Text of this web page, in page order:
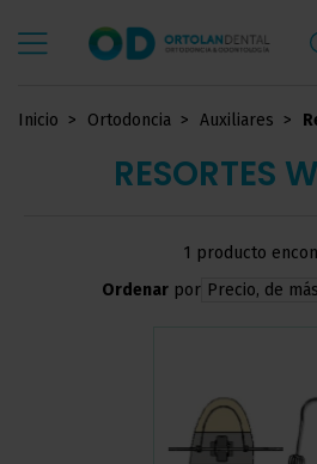
Inicio Ortodoncia Auxiliares
RESORTES
1 producto
Ordenar por